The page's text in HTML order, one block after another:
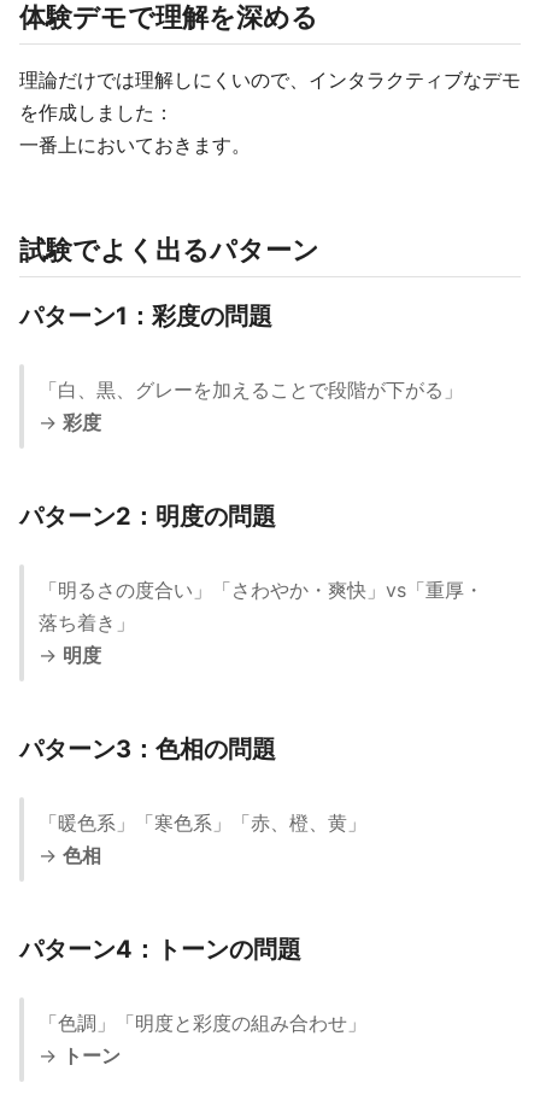
体験デモで理解を深める
理論だけでは理解しにくいので、インタラクティブなデモ
を作成しました：
一番上においておきます。
試験でよく出るパターン
パターン1：彩度の問題
「白、黒、グレーを加えることで段階が下がる」
→ 彩度
パターン2：明度の問題
「明るさの度合い」「さわやか・爽快」vs「重厚・
落ち着き」
→ 明度
パターン3：色相の問題
「暖色系」「寒色系」「赤、橙、黄」
→ 色相
パターン4：トーンの問題
「色調」「明度と彩度の組み合わせ」
→ トーン